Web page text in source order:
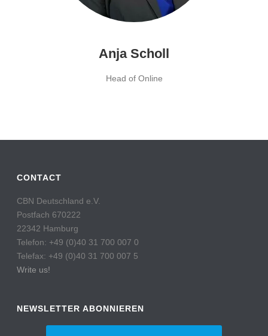
Anja Scholl
Head of Online
CONTACT
CBN Deutschland e.V.
Postfach 670222
22342 Hamburg
Telefon: +49 (0)40 31 700 007 0
Telefax: +49 (0)40 31 700 007 5
Write us!
NEWSLETTER ABONNIEREN